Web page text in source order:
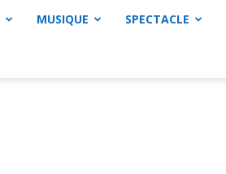
MUSIQUE SPECTACLE